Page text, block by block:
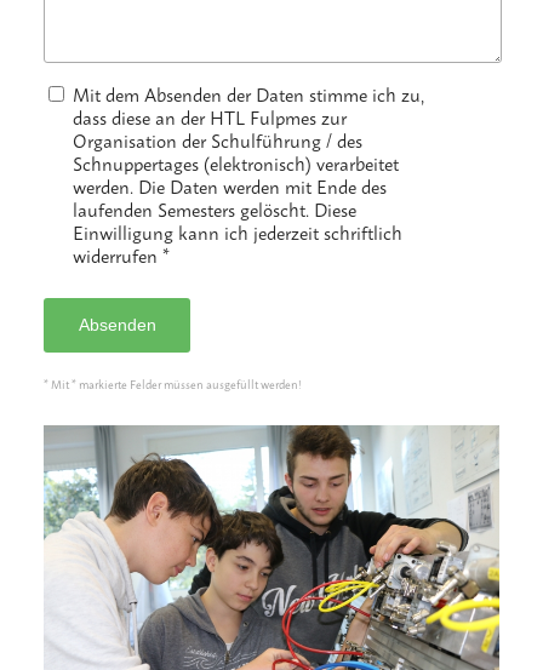
Mit dem Absenden der Daten stimme ich zu,
dass diese an der HTL Fulpmes zur
Organisation der Schulführung / des
Schnuppertages (elektronisch) verarbeitet
werden. Die Daten werden mit Ende des
laufenden Semesters gelöscht. Diese
Einwilligung kann ich jederzeit schriftlich
widerrufen *
Absenden
* Mit * markierte Felder müssen ausgefüllt werden!